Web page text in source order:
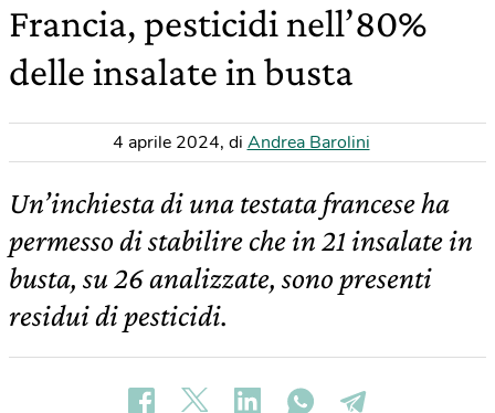
Francia, pesticidi nell’80%
delle insalate in busta
4 aprile 2024, di Andrea Barolini
Un’inchiesta di una testata francese ha
permesso di stabilire che in 21 insalate in
busta, su 26 analizzate, sono presenti
residui di pesticidi.